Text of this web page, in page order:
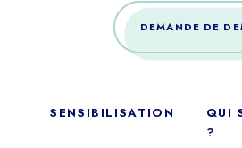
DEMANDE DE
SENSIBILISATION
QUI
?